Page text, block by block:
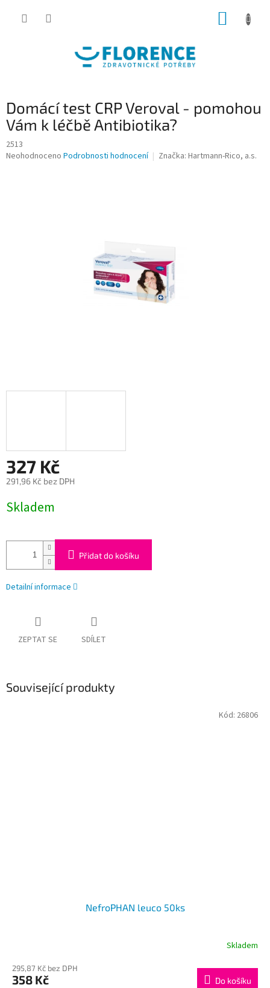
Domácí test CRP Veroval - pomohou
Vám k léčbě Antibiotika?
2513
Průměrné
Neohodnoceno Podrobnosti hodnocení Značka: Hartmann-Rico, a.s.
327 Kč
291,96 Kč bez DPH
cena:
Skladem
Přidat do košíku
Detailní informace
ZEPTAT SE SDÍLET
Související produkty
NefroPHAN leuco 50ks
Skladem
295,87 Kč bez DPH
358 Kč Do košíku
Kód: 26806